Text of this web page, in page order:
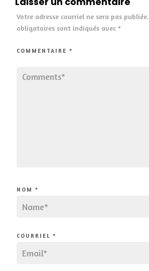
Votre adresse courriel ne sera pas publiée.
obligatoires sont indiqués avec *
COMMENTAIRE *
NOM *
COURRIEL *